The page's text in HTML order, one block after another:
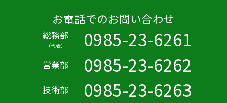
お電話でのお問い合わせ
総務部
（代表） 0985-23-6261
営業部 0985-23-6262
技術部 0985-23-6263